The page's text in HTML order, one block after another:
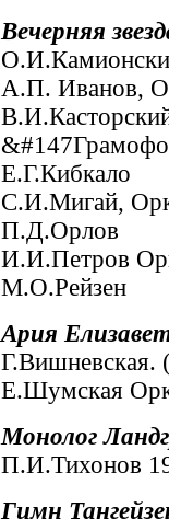
Вечерняя
А.П. Иванов,
Е.Г.Кибкало
С.И.Мигай,
П.Д.Орлов
И.И.Петров
М.О.Рейзен
Ария
Г.Вишневская.
Е.Шумская
Монолог
П.И.Тихонов
Гимн